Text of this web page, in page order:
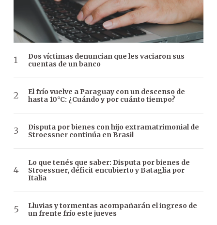
Dos víctimas denuncian que les vaciaron sus
cuentas de un banco
El frío vuelve a Paraguay con un descenso de
hasta 10°C: ¿Cuándo y por cuánto tiempo?
Disputa por bienes con hijo extramatrimonial de
Stroessner continúa en Brasil
Lo que tenés que saber: Disputa por bienes de
Stroessner, déficit encubierto y Bataglia por
Italia
Lluvias y tormentas acompañarán el ingreso de
un frente frío este jueves